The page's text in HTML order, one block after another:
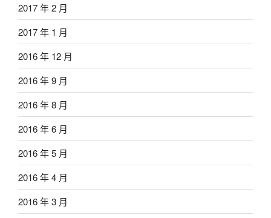
2017 年 2 月
2017 年 1 月
2016 年 12 月
2016 年 9 月
2016 年 8 月
2016 年 6 月
2016 年 5 月
2016 年 4 月
2016 年 3 月